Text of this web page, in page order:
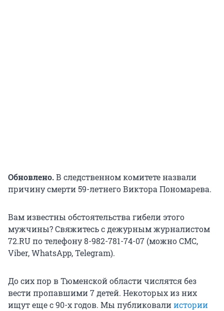
Обновлено.В следственном комитете назвали
причину смерти 59-летнего Виктора Пономарева.
Вам известны обстоятельства гибели этого
мужчины? Свяжитесь с дежурным журналистом
72.RU по телефону 8-982-781-74-07 (можно СМС,
Viber, WhatsApp, Telegram).
До сих пор в Тюменской области числятся без
вести пропавшими 7 детей. Некоторых из них
ищут еще с 90-х годов. Мы публиковалиистории